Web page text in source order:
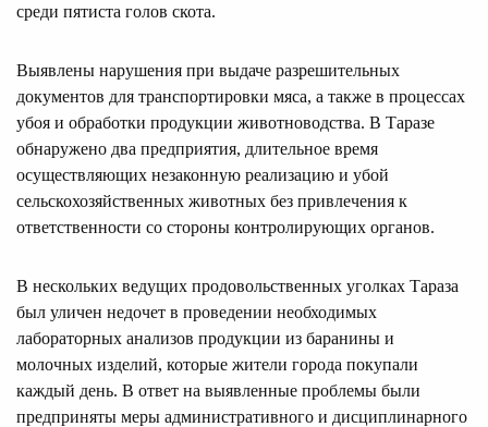
среди пятиста голов скота.
Выявлены нарушения при выдаче разрешительных
документов для транспортировки мяса, а также в процессах
убоя и обработки продукции животноводства. В Таразе
обнаружено два предприятия, длительное время
осуществляющих незаконную реализацию и убой
сельскохозяйственных животных без привлечения к
ответственности со стороны контролирующих органов.
В нескольких ведущих продовольственных уголках Тараза
был уличен недочет в проведении необходимых
лабораторных анализов продукции из баранины и
молочных изделий, которые жители города покупали
каждый день. В ответ на выявленные проблемы были
предприняты меры административного и дисциплинарного